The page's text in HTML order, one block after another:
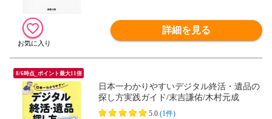
詳細を見る
8/6時点_ポイント最大11倍
日本一わかりやすいデジタル終活・遺品の
探し方実践ガイド/末吉謙佑/木村元成
5.0 (1件)